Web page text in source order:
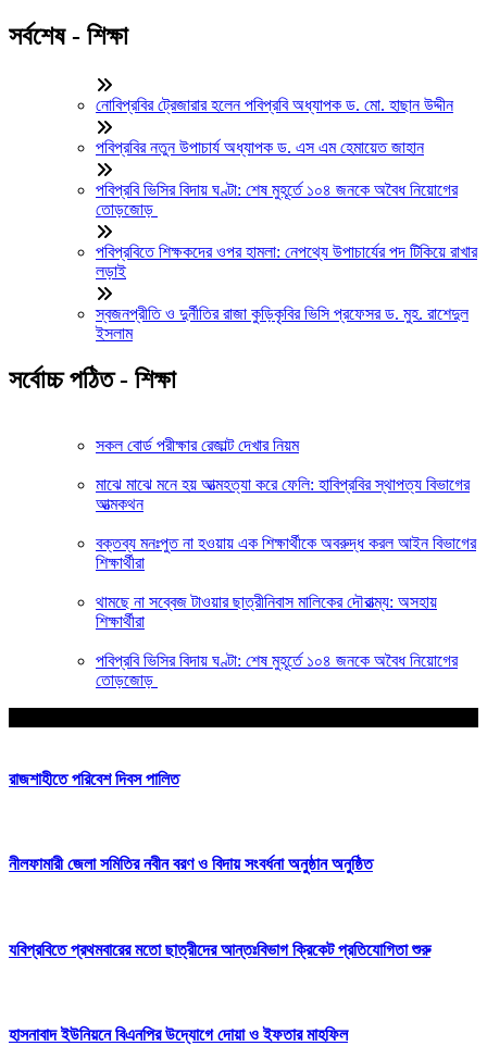
সর্বশেষ - শিক্ষা
নোবিপ্রবির ট্রেজারার হলেন পবিপ্রবি অধ্যাপক ড. মো. হাছান উদ্দীন
পবিপ্রবির নতুন উপাচার্য অধ্যাপক ড. এস এম হেমায়েত জাহান
পবিপ্রবি ভিসির বিদায় ঘণ্টা: শেষ মুহূর্তে ১০৪ জনকে অবৈধ নিয়োগের
তোড়জোড়
পবিপ্রবিতে শিক্ষকদের ওপর হামলা: নেপথ্যে উপাচার্যের পদ টিকিয়ে রাখার
লড়াই
স্বজনপ্রীতি ও দুর্নীতির রাজা কুড়িকৃবির ভিসি প্রফেসর ড. মুহ. রাশেদুল
ইসলাম
সর্বোচ্চ পঠিত - শিক্ষা
সকল বোর্ড পরীক্ষার রেজাল্ট দেখার নিয়ম
মাঝে মাঝে মনে হয় আত্মহত্যা করে ফেলি: হাবিপ্রবির স্থাপত্য বিভাগের
আত্মকথন
বক্তব্য মনঃপুত না হওয়ায় এক শিক্ষার্থীকে অবরুদ্ধ করল আইন বিভাগের
শিক্ষার্থীরা
থামছে না সব্বেজ টাওয়ার ছাত্রীনিবাস মালিকের দৌরাত্ম্য: অসহায়
শিক্ষার্থীরা
পবিপ্রবি ভিসির বিদায় ঘণ্টা: শেষ মুহূর্তে ১০৪ জনকে অবৈধ নিয়োগের
তোড়জোড়
রাজশাহীতে পরিবেশ দিবস পালিত
নীলফামারী জেলা সমিতির নবীন বরণ ও বিদায় সংবর্ধনা অনুষ্ঠান অনুষ্ঠিত
যবিপ্রবিতে প্রথমবারের মতো ছাত্রীদের আন্তঃবিভাগ ক্রিকেট প্রতিযোগিতা শুরু
হাসনাবাদ ইউনিয়নে বিএনপির উদ্যোগে দোয়া ও ইফতার মাহফিল